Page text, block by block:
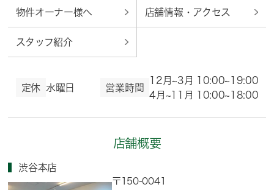
物件オーナー様へ 店舗情報・アクセス
スタッフ紹介
定休 水曜日 営業時間
12月~3月 10:00~19:00
4月~11月 10:00~18:00
店舗概要
渋谷本店
〒150-0041